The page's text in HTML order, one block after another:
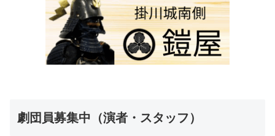
劇団員募集中（演者・スタッフ）